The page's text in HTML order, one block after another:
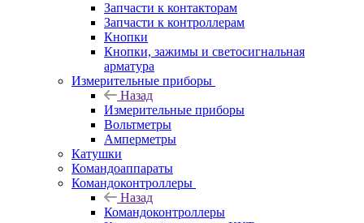
Запчасти к контакторам
Запчасти к контроллерам
Кнопки
Кнопки, зажимы и светосигнальная
арматура
Измерительные приборы
Назад
Измерительные приборы
Вольтметры
Амперметры
Катушки
Командоаппараты
Командоконтроллеры
Назад
Командоконтроллеры